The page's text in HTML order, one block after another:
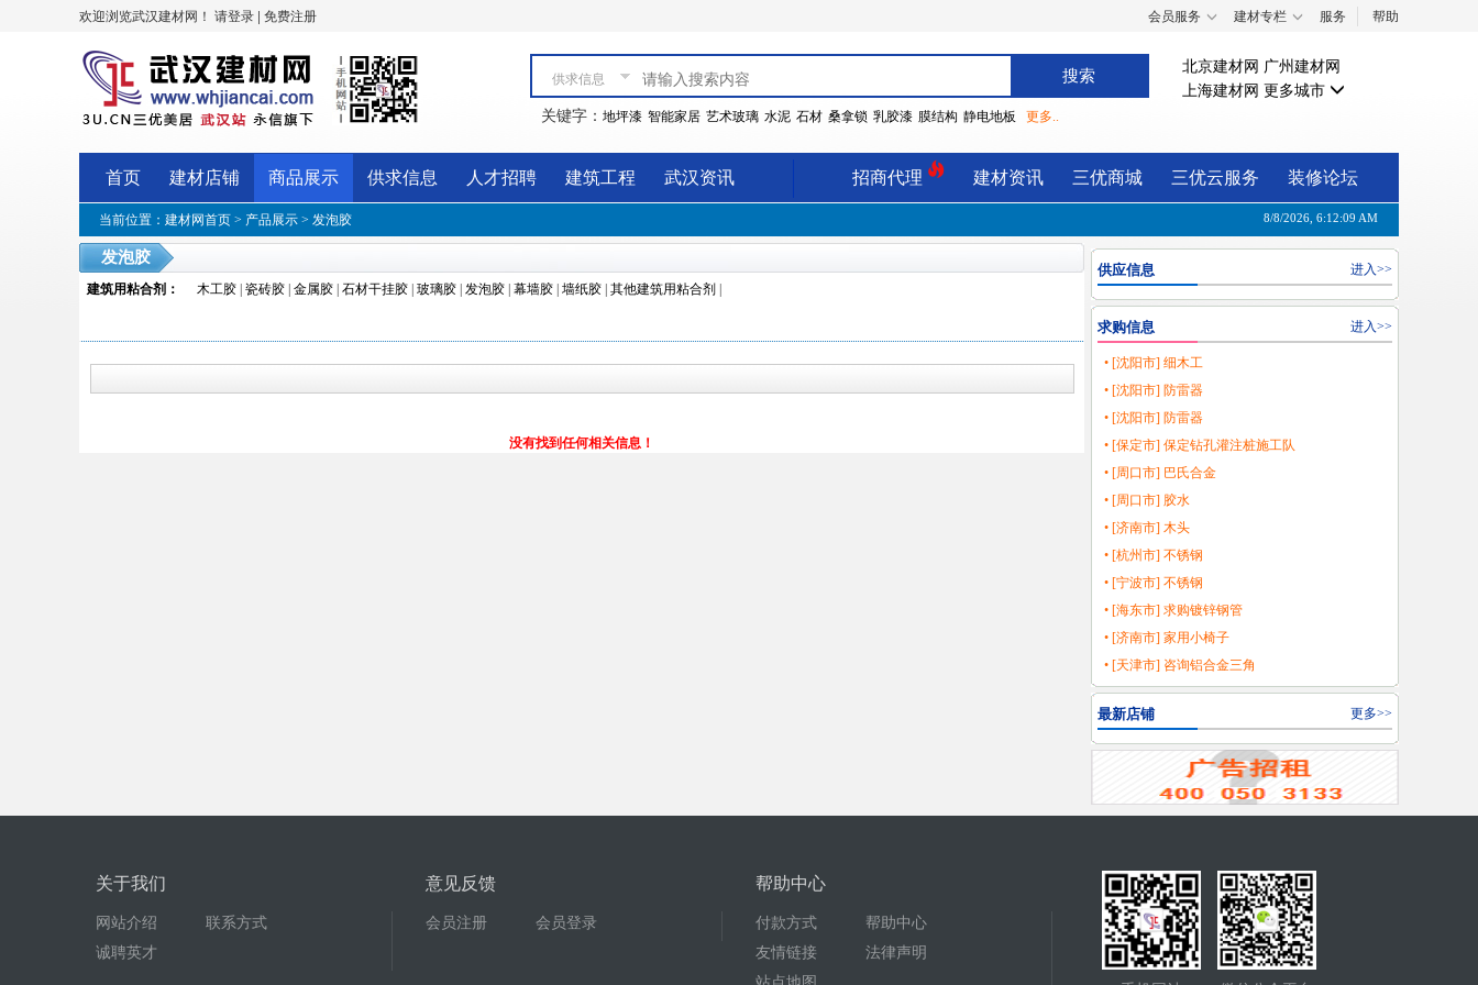
欢迎浏览武汉建材网！ 请登录 | 免费注册 会员服务 建材专栏 服务 帮助
供求信息
关键字： 地坪漆 智能家居 艺术玻璃 水泥 石材 桑拿锁 乳胶漆 膜结构 静电地板 更多..
北京建材网 广州建材网
上海建材网 更多城市
首页 建材店铺 商品展示 供求信息 人才招聘 建筑工程 武汉资讯 招商代理 建材资讯 三优商城 三优云服务 装修论坛
当前位置： 建材网首页 > 产品展示 > 发泡胶 8/8/2026, 6:12:10 AM
发泡胶
建筑用粘合剂 ： 木工胶 瓷砖胶 金属胶 石材干挂胶 玻璃胶 发泡胶 幕墙胶 墙纸胶 其他建筑用粘合剂
没有找到任何相关信息！
供应信息 进入>>
求购信息 进入>>
• [沈阳市] 细木工
• [沈阳市] 防雷器
• [沈阳市] 防雷器
• [保定市] 保定钻孔灌注桩施工队
• [周口市] 巴氏合金
• [周口市] 胶水
• [济南市] 木头
• [杭州市] 不锈钢
• [宁波市] 不锈钢
• [海东市] 求购镀锌钢管
• [济南市] 家用小椅子
• [天津市] 咨询铝合金三角
最新店铺 更多>>
关于我们
网站介绍
联系方式
诚聘英才
意见反馈
会员注册 会员登录
帮助中心
付款方式
帮助中心
友情链接
法律声明